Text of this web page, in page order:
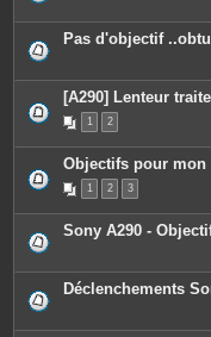
Pas d'objectif
[A290] Lenteur
1 2
Objectifs pour mon
1 2 3
Sony A290 -
Déclenchements